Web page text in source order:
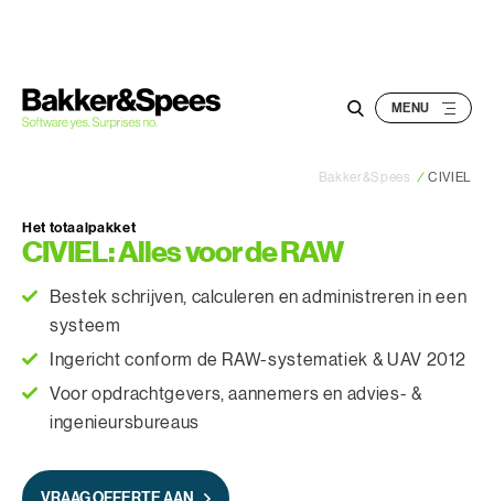
Bakker&Spees / CIVIEL
Het totaalpakket
CIVIEL: Alles voor de RAW
Bestek schrijven, calculeren en administreren in een
systeem
Ingericht conform de RAW-systematiek & UAV 2012
Voor opdrachtgevers, aannemers en advies- &
ingenieursbureaus